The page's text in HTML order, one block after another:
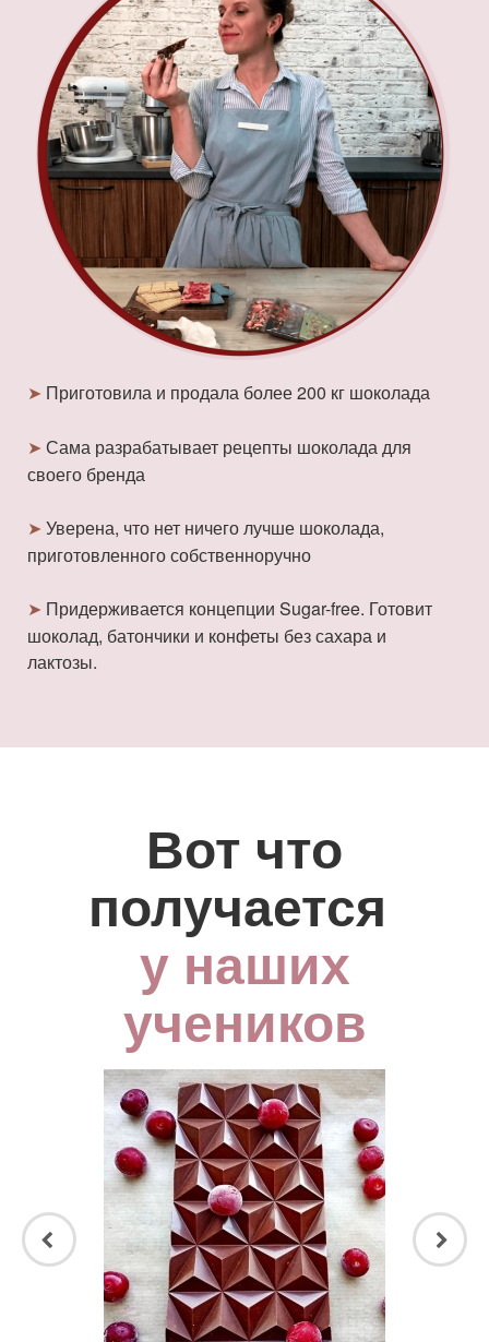
➤ Приготовила и продала более 200 кг шоколада
➤ Сама разрабатывает рецепты шоколада для
своего бренда
➤ Уверена, что нет ничего лучше шоколада,
приготовленного собственноручно
➤ Придерживается концепции Sugar-free. Готовит
шоколад, батончики и конфеты без сахара и
лактозы.
Вот что
получается
у наших
учеников